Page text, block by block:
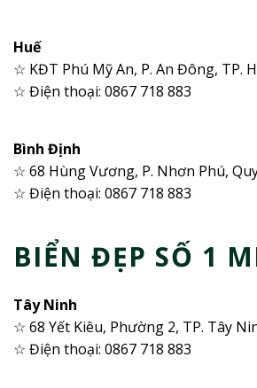
Huế
☆ KĐT Phú Mỹ An, P. An Đông, TP.
☆ Điện thoại: 0867 718 883
Bình Định
☆ 68 Hùng Vương, P. Nhơn Phú,
☆ Điện thoại: 0867 718 883
BIỂN ĐẸP SỐ 1
Tây Ninh
☆ 68 Yết Kiêu, Phường 2, TP. Tây
☆ Điện thoại: 0867 718 883